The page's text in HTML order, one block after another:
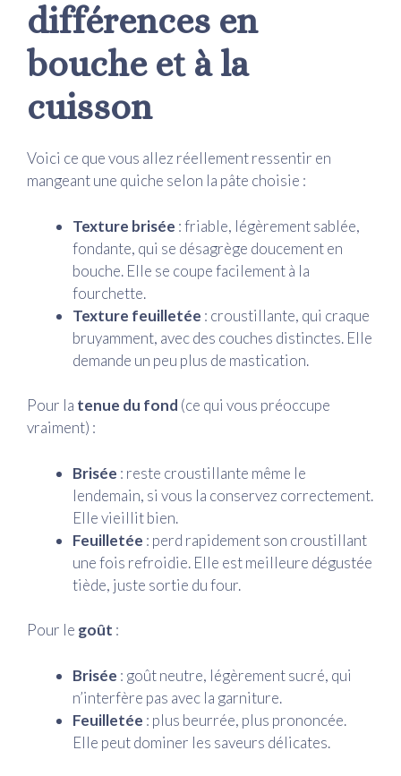
différences en
bouche et à la
cuisson
Voici ce que vous allez réellement ressentir en
mangeant une quiche selon la pâte choisie :
Texture brisée : friable, légèrement sablée,
fondante, qui se désagrège doucement en
bouche. Elle se coupe facilement à la
fourchette.
Texture feuilletée : croustillante, qui craque
bruyamment, avec des couches distinctes. Elle
demande un peu plus de mastication.
Pour la tenue du fond (ce qui vous préoccupe
vraiment) :
Brisée : reste croustillante même le
lendemain, si vous la conservez correctement.
Elle vieillit bien.
Feuilletée : perd rapidement son croustillant
une fois refroidie. Elle est meilleure dégustée
tiède, juste sortie du four.
Pour le goût :
Brisée : goût neutre, légèrement sucré, qui
n’interfère pas avec la garniture.
Feuilletée : plus beurrée, plus prononcée.
Elle peut dominer les saveurs délicates.